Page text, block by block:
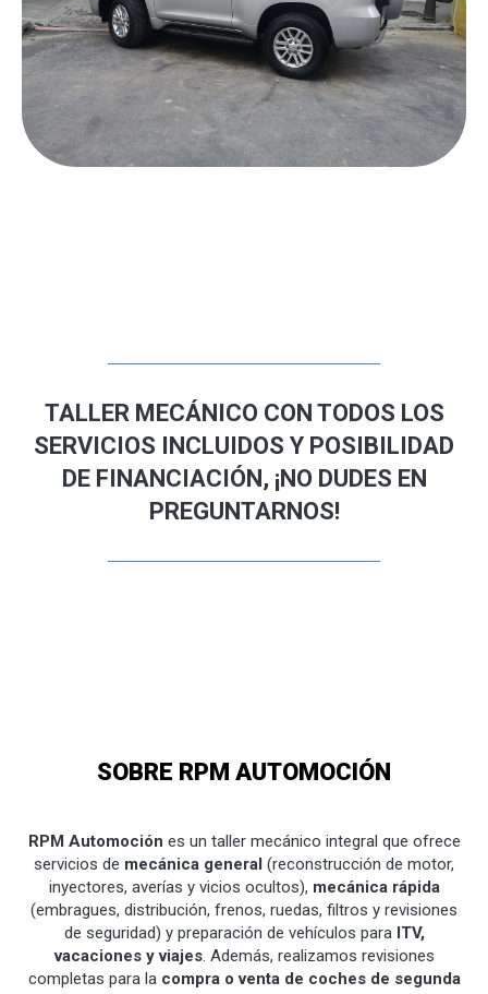
TALLER MECÁNICO CON TODOS LOS
SERVICIOS INCLUIDOS Y POSIBILIDAD
DE FINANCIACIÓN, ¡NO DUDES EN
PREGUNTARNOS!
SOBRE RPM AUTOMOCIÓN
RPM Automoción es un taller mecánico integral que ofrece
servicios de mecánica general (reconstrucción de motor,
inyectores, averías y vicios ocultos), mecánica rápida
(embragues, distribución, frenos, ruedas, filtros y revisiones
de seguridad) y preparación de vehículos para ITV,
vacaciones y viajes. Además, realizamos revisiones
completas para la compra o venta de coches de segunda